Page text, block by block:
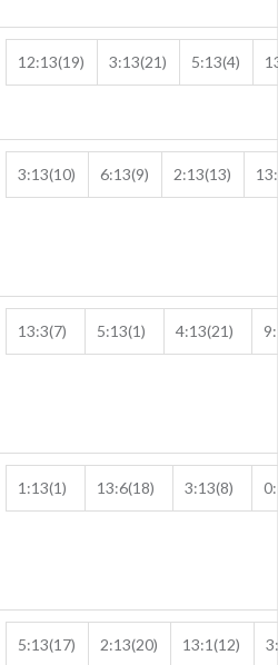
12:13(19) 3:13(21) 5:13(4)
3:13(10) 6:13(9) 2:13(13)
13:3(7) 5:13(1) 4:13(21)
1:13(1) 13:6(18) 3:13(8)
5:13(17) 2:13(20) 13:1(12)